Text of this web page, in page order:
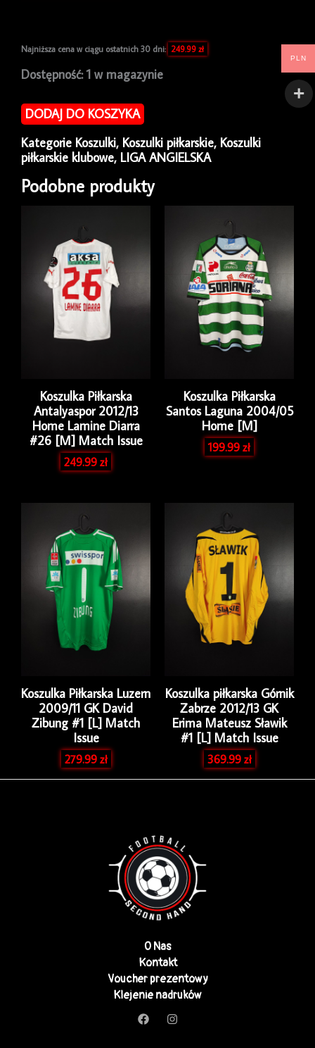
Najniższa cena w ciągu ostatnich 30 dni: 249.99 zł
Dostępność: 1 w magazynie
ilość
piłkarska
Manchester
2019/20
Home
Puma
[M]
DODAJ DO KOSZYKA
Kategorie Koszulki, Koszulki piłkarskie, Koszulki
piłkarskie klubowe, LIGA ANGIELSKA
Podobne produkty
Koszulka Piłkarska
Antalyaspor 2012/13
Home Lamine Diarra
#26 [M] Match Issue
249.99zł
Koszulka Piłkarska
Santos Laguna 2004/05
Home [M]
199.99zł
Koszulka Piłkarska Luzern
2009/11 GK David
Zibung #1 [L] Match
Issue
279.99zł
Koszulka piłkarska Górnik
Zabrze 2012/13 GK
Erima Mateusz Sławik
#1 [L] Match Issue
369.99zł
O Nas
Kontakt
Voucher prezentowy
Klejenie nadruków
PLN